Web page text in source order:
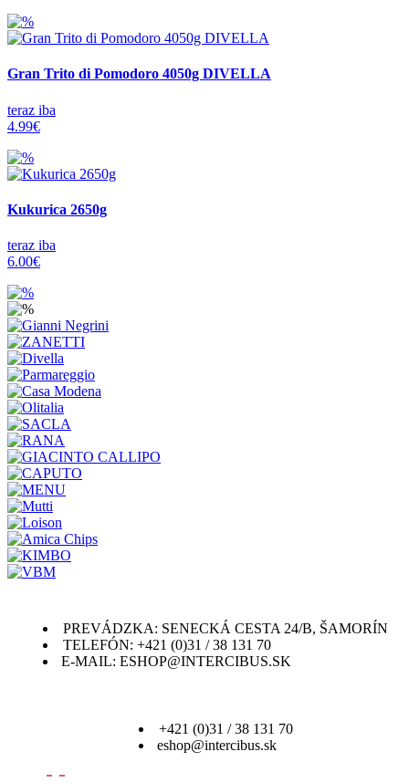
Gran Trito di Pomodoro 4050g DIVELLA
teraz iba
4.99€
Kukurica 2650g
teraz iba
6.00€
PREVÁDZKA: SENECKÁ CESTA 24/B, ŠAMORÍN
TELEFÓN: +421 (0)31 / 38 131 70
E-MAIL: ESHOP@INTERCIBUS.SK
+421 (0)31 / 38 131 70
eshop@intercibus.sk
- -